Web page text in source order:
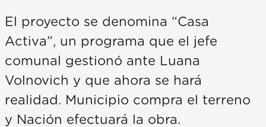
El proyecto se denomina “Casa
Activa”, un programa que el jefe
comunal gestionó ante Luana
Volnovich y que ahora se hará
realidad. Municipio compra el terreno
y Nación efectuará la obra.